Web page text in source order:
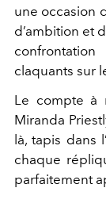
une occasion
d’ambition et
claquants sur
Le compte à
Miranda
là, tapis dans
chaque
parfaitement